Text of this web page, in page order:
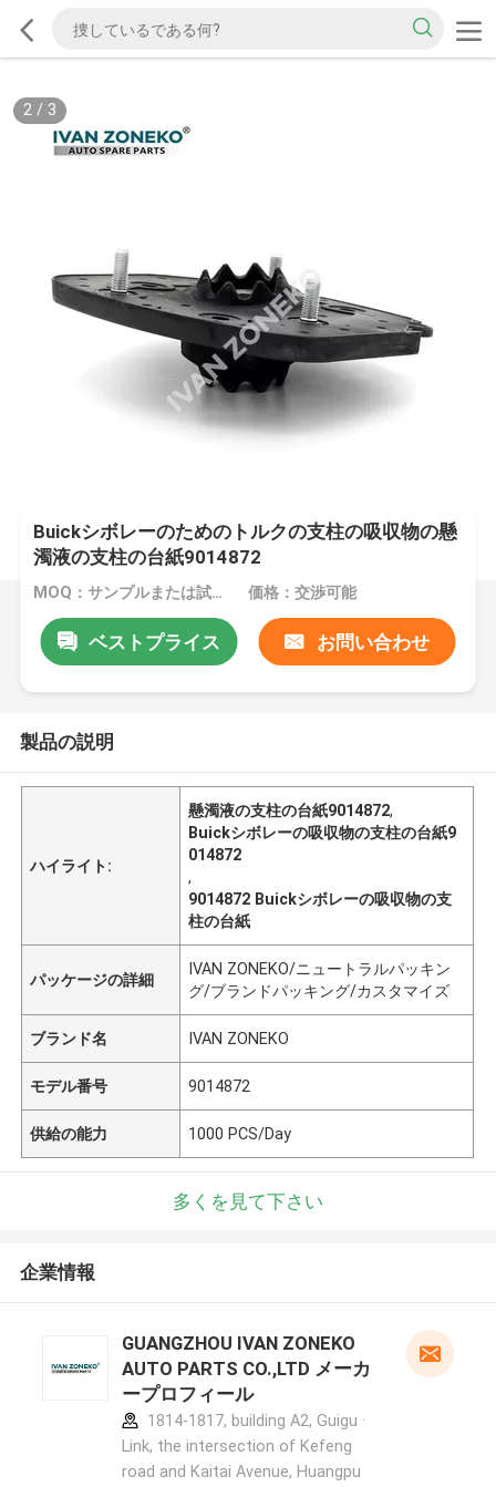
2/ 3
Buickシボレーのためのトルクの支柱の吸収物の懸
濁液の支柱の台紙9014872
MOQ：サンプルまたは試用注文が受け入れられます 価格：交渉可能
ベストプライス お問い合わせ
製品の説明
ハイライト:
懸濁液の支柱の台紙9014872,
Buickシボレーの吸収物の支柱の台紙9
014872
,
9014872 Buickシボレーの吸収物の支
柱の台紙
パッケージの詳細
IVAN ZONEKO/ニュートラルパッキン
グ/ブランドパッキング/カスタマイズ
ブランド名 IVAN ZONEKO
モデル番号 9014872
供給の能力 1000 PCS/Day
多くを見て下さい
企業情報
GUANGZHOU IVAN ZONEKO
AUTO PARTS CO.,LTD メーカ
ープロフィール
1814-1817, building A2, Guigu ·
Link, the intersection of Kefeng
road and Kaitai Avenue, Huangpu